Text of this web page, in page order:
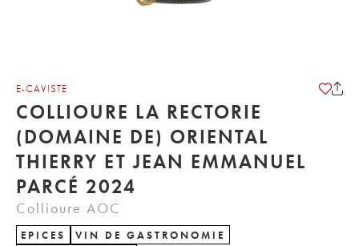
E-CAVISTE
COLLIOURE LA RECTORIE
(DOMAINE DE) ORIENTAL
THIERRY ET JEAN EMMANUEL
PARCÉ 2024
Collioure AOC
EPICES
VIN DE GASTRONOMIE